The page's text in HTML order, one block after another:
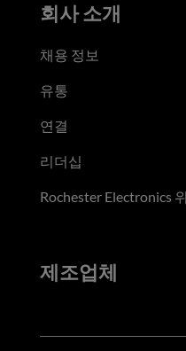
회사 소개
채용 정보
유통
연결
리더십
Rochester Electronics
제조업체